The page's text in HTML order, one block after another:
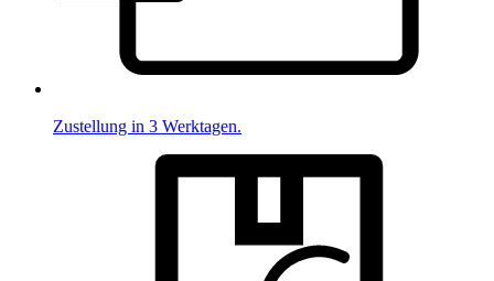
Zustellung in 3 Werktagen.